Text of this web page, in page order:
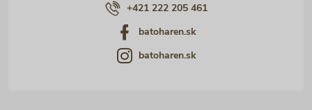
+421 222 205 461
batoharen.sk
batoharen.sk